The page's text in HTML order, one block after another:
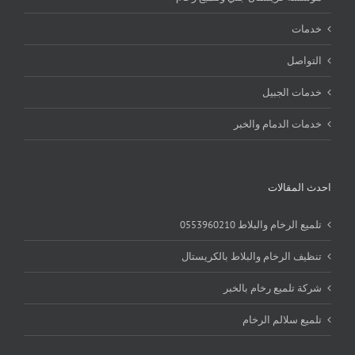
خدمات
التواصل
خدمات الجبيل
خدمات الدمام والخبر
احدث المقالات
تلميع الرخام والبلاط 0553960210
تنظيف الرخام والبلاط بالكريستال
شركة تلميع رخام بالخبر
تلميع سلالم الرخام